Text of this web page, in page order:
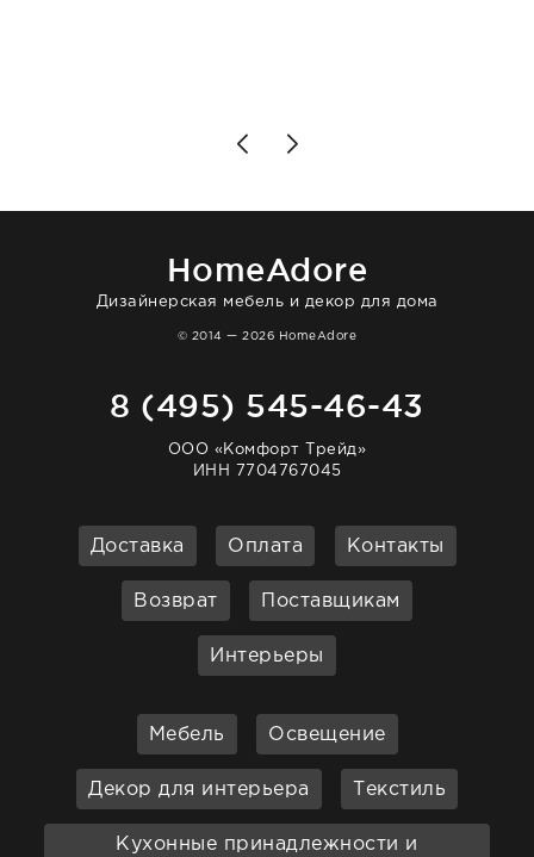
то качество выше всяких похвал. Выглядит
HomeAdore
Дизайнерская мебель и декор для дома
© 2014 — 2026 HomeAdore
8 (495) 545-46-43
ООО «Комфорт Трейд»
ИНН 7704767045
Доставка Оплата Контакты
Возврат Поставщикам
Интерьеры
Мебель Освещение
Декор для интерьера Текстиль
Кухонные принадлежности и